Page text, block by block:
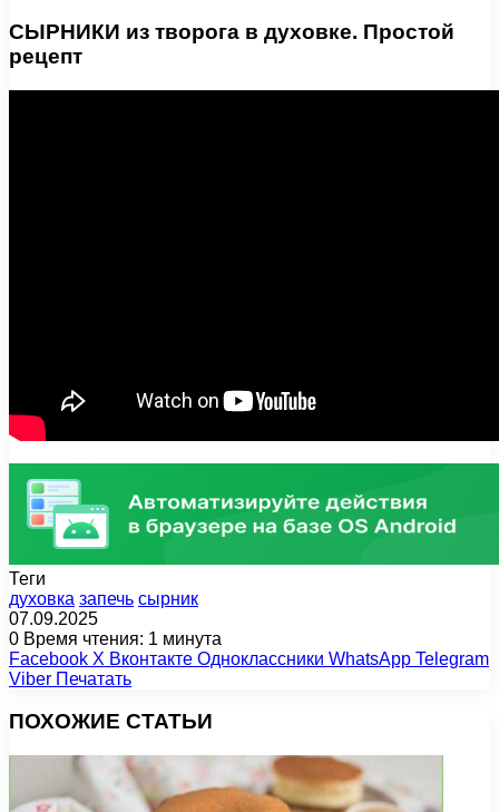
СЫРНИКИ из творога в духовке. Простой
рецепт
Теги
духовка запечь сырник
07.09.2025
0 Время чтения: 1 минута
Facebook X Вконтакте Одноклассники WhatsApp Telegram
Viber Печатать
ПОХОЖИЕ СТАТЬИ